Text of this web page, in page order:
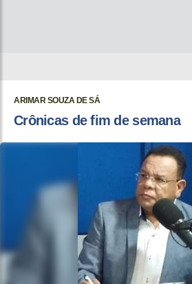
ARIMAR SOUZA DE SÁ
Crônicas de fim de semana